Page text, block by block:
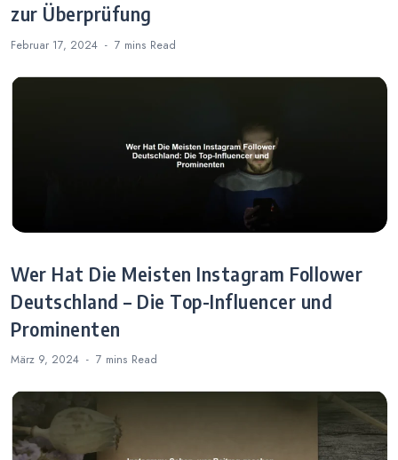
zur Überprüfung
Februar 17, 2024 7 mins Read
Wer Hat Die Meisten Instagram Follower
Deutschland – Die Top-Influencer und
Prominenten
März 9, 2024 7 mins Read